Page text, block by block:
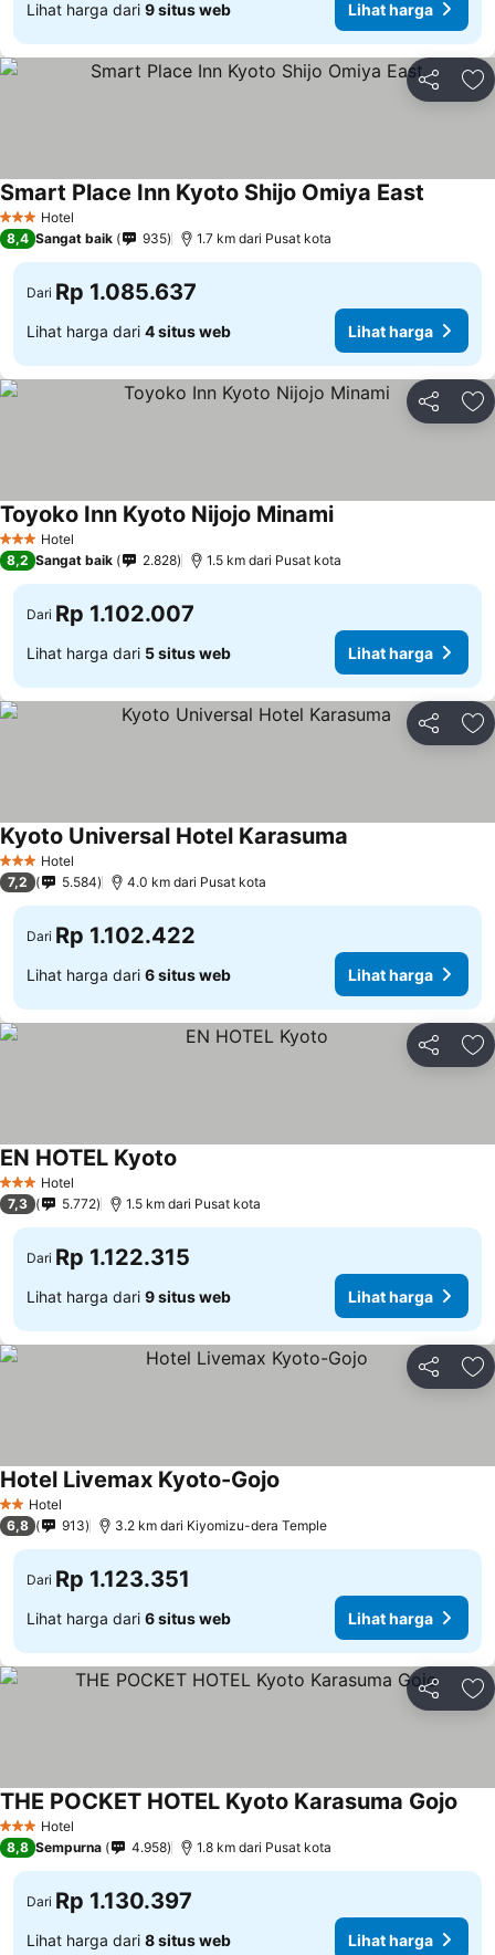
Lihat harga dari 9 situs web Lihat harga
Bagikan
3 BintangHotel
Smart Place Inn Kyoto Shijo Omiya East
8,4 Sangat baik 935 1.7 km dari Pusat kota
Dari Rp 1.085.637
Lihat harga dari 4 situs web Lihat harga
Bagikan
3 BintangHotel
Toyoko Inn Kyoto Nijojo Minami
8,2 Sangat baik 2.828 1.5 km dari Pusat kota
Dari Rp 1.102.007
Lihat harga dari 5 situs web Lihat harga
Bagikan
3 BintangHotel
Kyoto Universal Hotel Karasuma
7,2 5.584 4.0 km dari Pusat kota
Dari Rp 1.102.422
Lihat harga dari 6 situs web Lihat harga
Bagikan
3 BintangHotel
EN HOTEL Kyoto
7,3 5.772 1.5 km dari Pusat kota
Dari Rp 1.122.315
Lihat harga dari 9 situs web Lihat harga
Bagikan
2 Bintang
Hotel
Hotel Livemax Kyoto-Gojo
6,8 913 3.2 km dari Kiyomizu-dera Temple
Dari Rp 1.123.351
Lihat harga dari 6 situs web Lihat harga
Bagikan
3 BintangHotel
THE POCKET HOTEL Kyoto Karasuma Gojo
8,8 Sempurna 4.958 1.8 km dari Pusat kota
Dari Rp 1.130.397
Lihat harga dari 8 situs web Lihat harga